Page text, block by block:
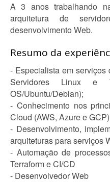
A 3 anos trabalhando
arquitetura de
desenvolvimento Web.
Resumo da
- Especialista em
Servidores Linux e
OS/Ubuntu/Debian);
- Conhecimento nos
Cloud (AWS, Azure e
- Desenvolvimento,
arquiteturas para serviços
- Automação de
Terraform e CI/CD
- Desenvolvedor Web